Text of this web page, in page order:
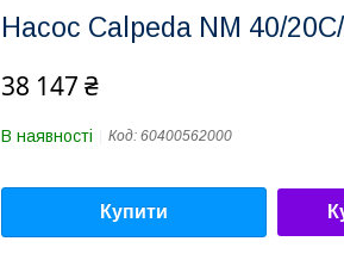
Насос Calpeda NM 40/
38 147 ₴
В наявності Код: 60400562000
Купити